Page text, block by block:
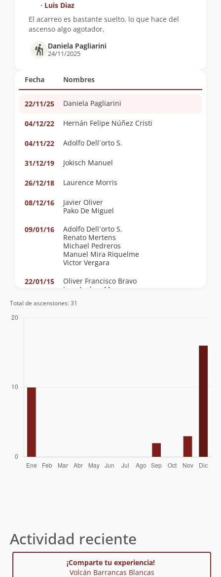
Fecha Nombres
22/11/25 Daniela Pagliarini
04/12/22 Hernán Felipe Núñez Cristi
04/11/22 Adolfo Dell´orto S.
31/12/19 Jokisch Manuel
26/12/18 Laurence Morris
08/12/16
Javier Oliver
Pako De Miguel
09/01/16
Adolfo Dell´orto S.
Renato Mertens
Michael Pedreros
Manuel Mira Riquelme
Victor Vergara
22/01/15
Oliver Francisco Bravo
Jose Andres Mosre
06/01/15
David Ferreira
∙ Luis Diaz
El acarreo es bastante suelto, lo que hace del
ascenso algo agotador,
Daniela Pagliarini
24/11/2025
Total de ascensiones: 31
Actividad reciente
¡Comparte tu experiencia!
Volcán Barrancas Blancas